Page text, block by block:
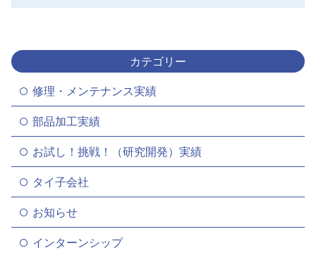
カテゴリー
修理・メンテナンス実績
部品加工実績
お試し！挑戦！（研究開発）実績
タイ子会社
お知らせ
インターンシップ